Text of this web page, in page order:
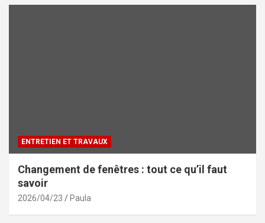
ENTRETIEN ET TRAVAUX
Changement de fenêtres : tout ce qu’il faut
savoir
2026/04/23 Paula